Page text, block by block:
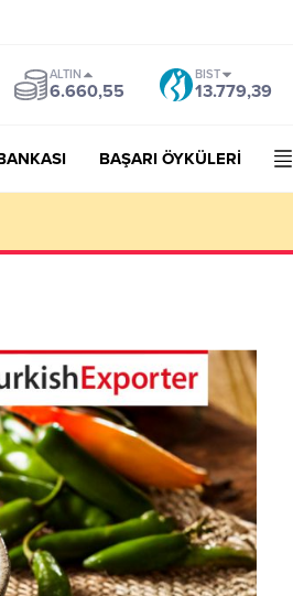
ALTIN
6.660,55
BIST
13.779,39
BAŞARI ÖYKÜLERİ